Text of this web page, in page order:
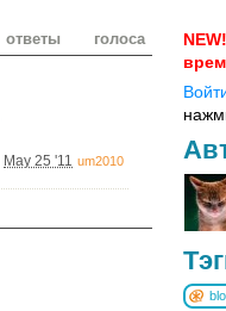
ответы голоса
May 25 '11 um2010